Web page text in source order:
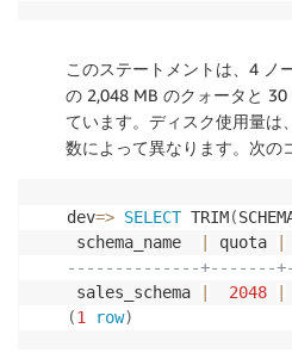
このステートメントは、4 ノ
の 2,048 MB のクォータと
ています。ディスク使用量は
数によって異なります。次の
dev=> SELECT TRIM(
schema_name
quota
--------------+-------
sales_schema
2048
(1 row)